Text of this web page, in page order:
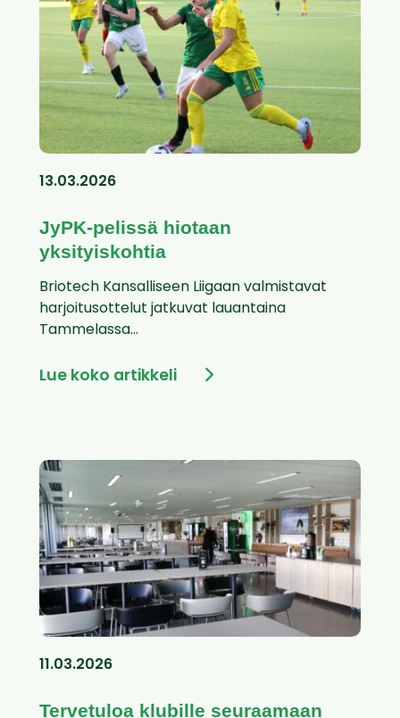
13.03.2026
JyPK-pelissä hiotaan
yksityiskohtia
Briotech Kansalliseen Liigaan valmistavat
harjoitusottelut jatkuvat lauantaina
Tammelassa...
Lue koko artikkeli
11.03.2026
Tervetuloa klubille seuraamaan